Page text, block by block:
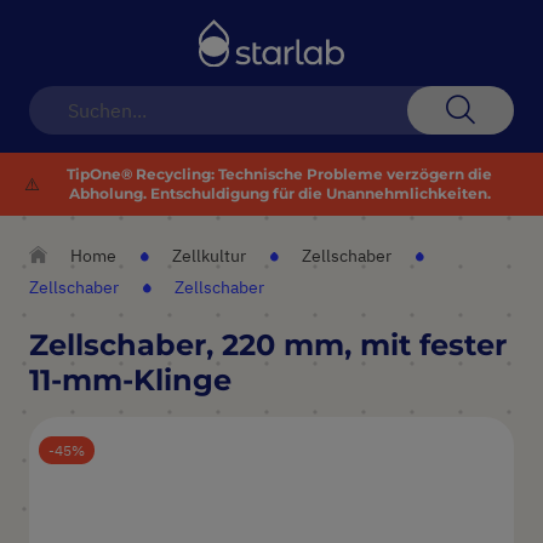
⚠️
TipOne® Recycling: Technische Probleme verzögern die
Abholung. Entschuldigung für die Unannehmlichkeiten.
Home Zellkultur
Zellschaber
Zellschaber
Zellschaber
Zellschaber, 220 mm, mit fester
11-mm-Klinge
Zum
45